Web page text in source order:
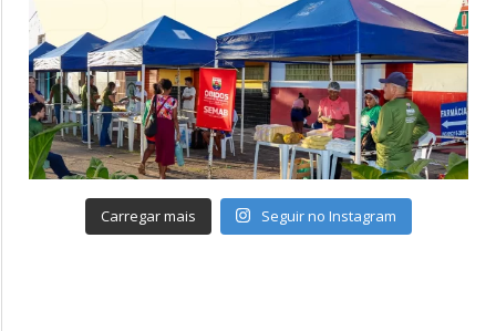
Carregar mais Seguir no Instagram